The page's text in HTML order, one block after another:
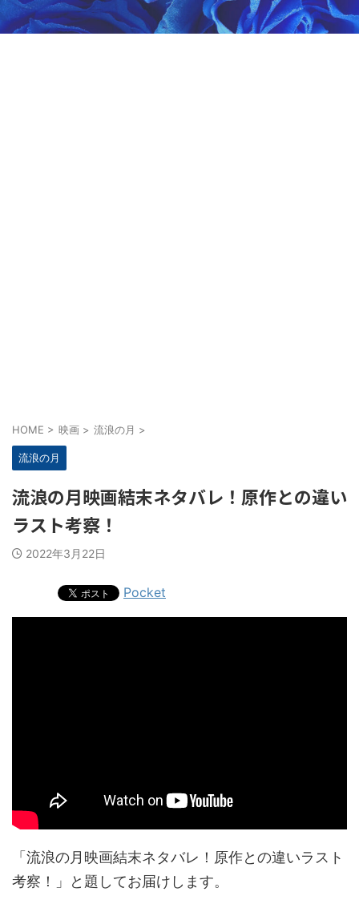
HOME > 映画 > 流浪の月 >
流浪の月
流浪の月映画結末ネタバレ！原作との違い
ラスト考察！
2022年3月22日
Pocket
「流浪の月映画結末ネタバレ！原作との違いラスト
考察！」と題してお届けします。